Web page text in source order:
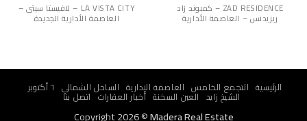
ZAD RESIDENCE – كمبوند زاد
ريزيدنس – العاصمة الأدارية
LA VISTA CITY – لافيستا سيتى –
العاصمة الأدارية الجديدة
الرئيسية التجمع الخامس العاصمة الإدارية الساحل الشمالي ٦ أكتوبر
الشيخ زايد العين السخنة أخبار العقارات اتصل بنا
Copyright 2026 ©Madera Real Estate